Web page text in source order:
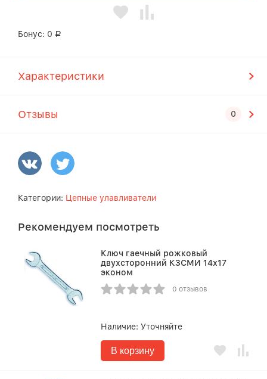
Бонус: 0 Р
Характеристики
Отзывы
Категории: Цепные улавливатели
Рекомендуем посмотреть
Ключ гаечный рожковый
двухсторонний КЗСМИ 14х17
эконом
0 отзывов
Наличие:Уточняйте
В корзину